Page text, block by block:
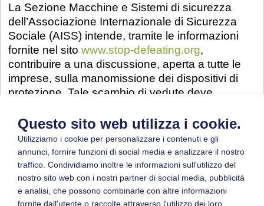
La Sezione Macchine e Sistemi di sicurezza
dell’Associazione Internazionale di Sicurezza
Sociale (AISS) intende, tramite le informazioni
fornite nel sitowww.stop-defeating.org,
contribuire a una discussione, aperta a tutte le
imprese, sulla manomissione dei dispositivi di
protezione. Tale scambio di vedute deve
nuove soluzioni mirate a disincentivare, in futuro,
il ricorso alla manomissione, rendendola non
necessaria.
Questo sito web utilizza i cookie.
Utilizziamo i cookie per personalizzare i contenuti e gli
annunci, fornire funzioni di social media e analizzare il nostro
traffico. Condividiamo inoltre le informazioni sull'utilizzo del
nostro sito web con i nostri partner di social media, pubblicità
e analisi, che possono combinarle con altre informazioni
fornite dall'utente o raccolte attraverso l'utilizzo dei loro